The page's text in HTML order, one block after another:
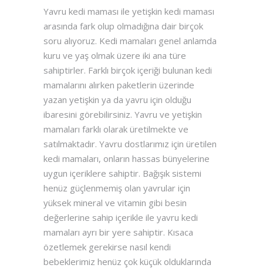
Yavru kedi maması ile yetişkin kedi maması
arasında fark olup olmadığına dair birçok
soru alıyoruz. Kedi mamaları genel anlamda
kuru ve yaş olmak üzere iki ana türe
sahiptirler. Farklı birçok içeriği bulunan kedi
mamalarını alırken paketlerin üzerinde
yazan yetişkin ya da yavru için olduğu
ibaresini görebilirsiniz. Yavru ve yetişkin
mamaları farklı olarak üretilmekte ve
satılmaktadır. Yavru dostlarımız için üretilen
kedi mamaları, onların hassas bünyelerine
uygun içeriklere sahiptir. Bağışık sistemi
henüz güçlenmemiş olan yavrular için
yüksek mineral ve vitamin gibi besin
değerlerine sahip içerikle ile yavru kedi
mamaları ayrı bir yere sahiptir. Kısaca
özetlemek gerekirse nasıl kendi
bebeklerimiz henüz çok küçük olduklarında